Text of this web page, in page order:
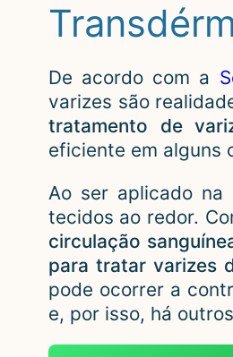
De acordo com a
varizes são
tratamento de
eficiente em alguns
Ao ser aplicado na
tecidos ao redor.
circulação
para tratar varizes
pode ocorrer a
e, por isso, há